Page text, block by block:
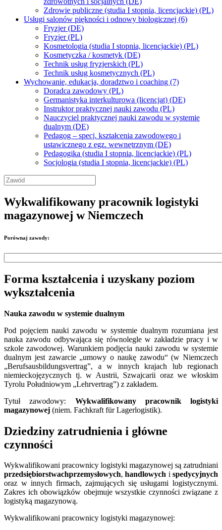
Zdrowie publiczne (studia I stopnia, licencjackie) (PL)
Usługi salonów piękności i odnowy biologicznej (6)
Fryzjer (DE)
Fryzjer (PL)
Kosmetologia (studia I stopnia, licencjackie) (PL)
Kosmetyczka / kosmetyk (DE)
Technik usług fryzjerskich (PL)
Technik usług kosmetycznych (PL)
Wychowanie, edukacja, doradztwo i coaching (7)
Doradca zawodowy (PL)
Germanistyka interkulturowa (licencjat) (DE)
Instruktor praktycznej nauki zawodu (PL)
Nauczyciel praktycznej nauki zawodu w systemie
dualnym (DE)
Pedagog – specj. kształcenia zawodowego i
ustawicznego z egz. wewnętrznym (DE)
Pedagogika (studia I stopnia, licencjackie) (PL)
Socjologia (studia I stopnia, licencjackie) (PL)
Wykwalifikowany pracownik logistyki
magazynowej w Niemczech
Porównaj zawody:
Forma kształcenia i uzyskany poziom
wykształcenia
Nauka zawodu w systemie dualnym
Pod pojęciem nauki zawodu w systemie dualnym rozumiana jest
nauka zawodu odbywająca się równolegle w zakładzie pracy i w
szkole zawodowej. Warunkiem podjęcia nauki zawodu w systemie
dualnym jest zawarcie „umowy o naukę zawodu“ (w Niemczech
„Berufsausbildungsvertrag”, a w innych krajach lub regionach
niemieckojęzycznych tj. w Austrii, Szwajcarii oraz we włoskim
Tyrolu Południowym „Lehrvertrag”) z zakładem.
Tytuł zawodowy: Wykwalifikowany pracownik logistyki
magazynowej (niem. Fachkraft für Lagerlogistik).
Dziedziny zatrudnienia i główne
czynności
Wykwalifikowani pracownicy logistyki magazynowej są zatrudniani
przedsiębiorstwachprzemysłowych,handlowych ispedycyjnych
oraz w innych firmach, zajmujących się usługami logistycznymi.
Zakres ich obowiązków obejmuje wszystkie czynności związane z
logistyką magazynową.
Wykwalifikowani pracownicy logistyki magazynowej: